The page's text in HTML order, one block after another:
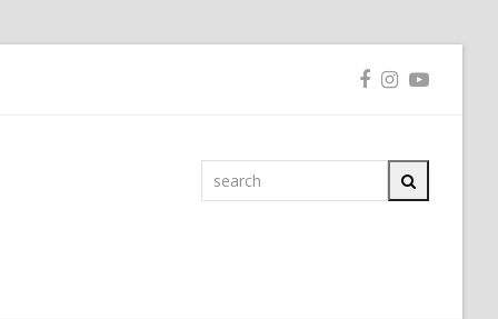
Facebook
Instagram
search